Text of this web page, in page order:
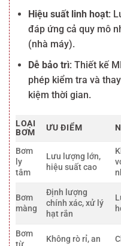
Hiệu suất linh hoạt:
đáp ứng cả quy mô
(nhà máy).
Dễ bảo trì: Thiết kế
phép kiểm tra và
kiệm thời gian.
LOẠI
BƠM
ƯU ĐIỂM
Bơm
ly
tâm
Lưu lượng lớn,
hiệu suất cao
Bơm
màng
Định lượng
chính xác, xử lý
hạt rắn
Bơm
Không rò rỉ, an